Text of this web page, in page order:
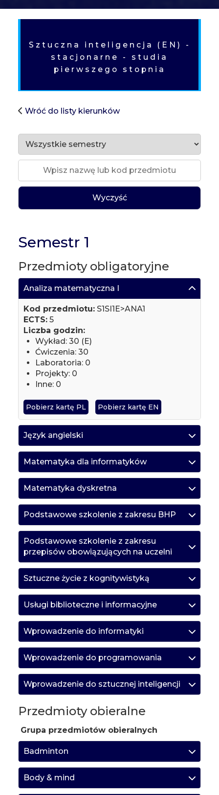
SH
Sztuczna inteligencja (EN) -
stacjonarne - studia
pierwszego stopnia
Wróć do listy kierunków
Wyczyść
Semestr 1
Przedmioty obligatoryjne
Analiza matematyczna I
Kod przedmiotu: S1SI1E>ANA1
ECTS: 5
Liczba godzin:
Wykład: 30 (E)
Ćwiczenia: 30
Laboratoria: 0
Projekty: 0
Inne: 0
Pobierz kartę PL Pobierz kartę EN
Język angielski
Matematyka dla informatyków
Matematyka dyskretna
Podstawowe szkolenie z zakresu BHP
Podstawowe szkolenie z zakresu
przepisów obowiązujących na uczelni
Sztuczne życie z kognitywistyką
Usługi biblioteczne i informacyjne
Wprowadzenie do informatyki
Wprowadzenie do programowania
Wprowadzenie do sztucznej inteligencji
Przedmioty obieralne
Grupa przedmiotów obieralnych
Badminton
Body & mind